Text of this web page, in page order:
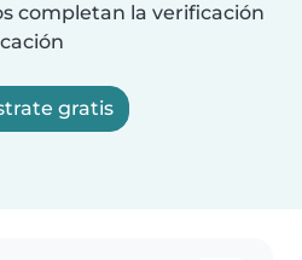
completan la verificación
gratis